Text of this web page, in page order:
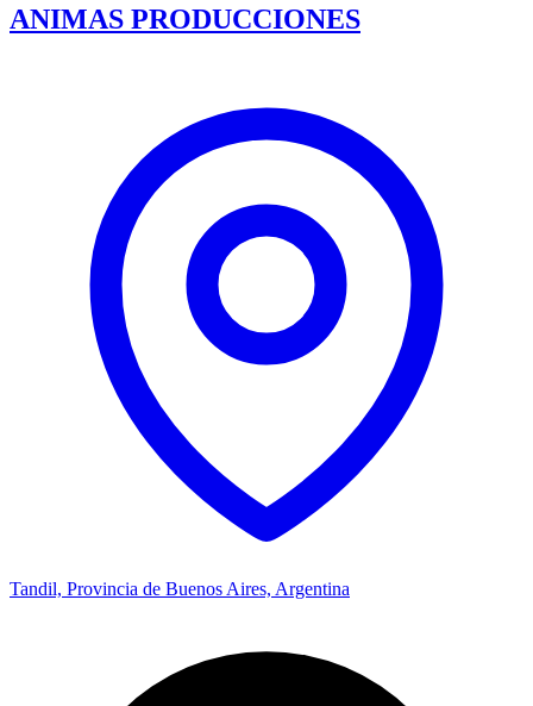
ANIMAS PRODUCCIONES
Tandil, Provincia de Buenos Aires, Argentina